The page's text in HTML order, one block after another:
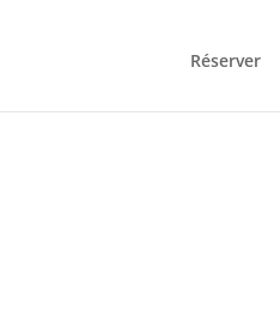
Réserver